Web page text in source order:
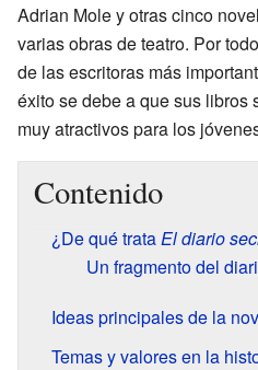
Adrian Mole y otras cinco
varias obras de teatro. Por
de las escritoras más
éxito se debe a que sus libros
muy atractivos para los
Contenido
¿De qué trataEl diario
Un fragmento del
Ideas principales de la
Temas y valores en la